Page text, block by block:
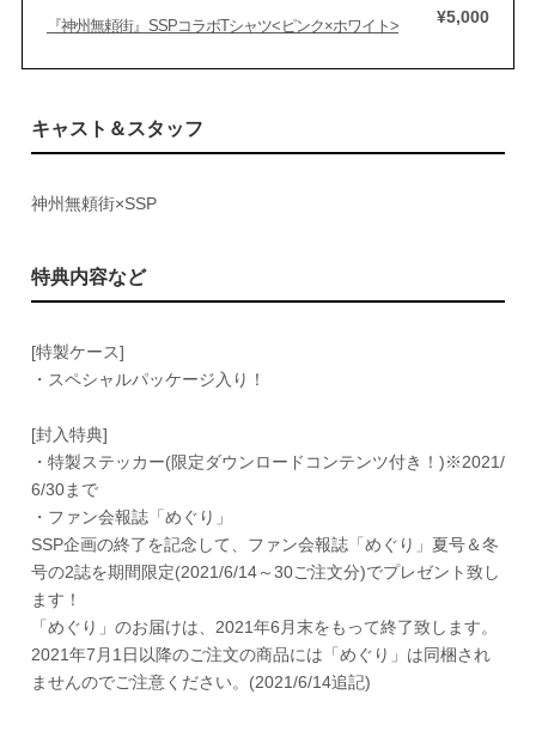
『神州無頼街』SSPコラボTシャツ<ピンク×ホワイト> ¥5,000
キャスト＆スタッフ
神州無頼街×SSP
特典内容など
[特製ケース]
・スペシャルパッケージ入り！
[封入特典]
・特製ステッカー(限定ダウンロードコンテンツ付き！)※2021/
6/30まで
・ファン会報誌「めぐり」
SSP企画の終了を記念して、ファン会報誌「めぐり」夏号＆冬
号の2誌を期間限定(2021/6/14～30ご注文分)でプレゼント致し
ます！
「めぐり」のお届けは、2021年6月末をもって終了致します。
2021年7月1日以降のご注文の商品には「めぐり」は同梱され
ませんのでご注意ください。(2021/6/14追記)